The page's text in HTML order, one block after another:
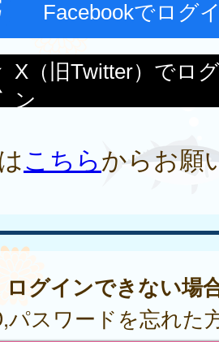
Facebookでログ
X（旧Twitter）でロ
ン
こちらからお願
ログインできない場
パスワードを忘れた